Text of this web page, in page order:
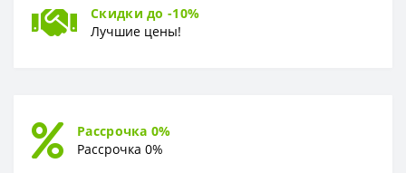
Скидки до -10%
Лучшие цены!
Рассрочка 0%
Рассрочка 0%